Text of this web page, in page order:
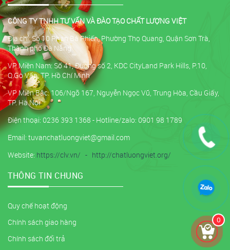
CÔNG TY TNHH TƯ VẤN VÀ ĐÀO TẠO CHẤT LƯỢNG VIỆT
Địa chỉ: Số 10 Phan Bá Phiến, Phường Thọ Quang, Quận Sơn Trà,
Thành phố Đà Nẵng
VP Miền Nam: Số 41, Đường số 2, KDC CityLand Park Hills, P.10,
Q.Gò Vấp, TP. Hồ Chí Minh
VP Miền Bắc: 106/Ngõ 167, Nguyễn Ngọc Vũ, Trung Hòa, Cầu Giấy,
TP. Hà Nội
Điện thoại: 0236 393 1368 - Hotline/zalo: 0901 98 1789
Email: tuvanchatluongviet@gmail.com
Website: https://clv.vn/ - http://chatluongviet.org/
THÔNG TIN CHUNG
Quy chế hoạt động
Chính sách giao hàng
Chính sách đổi trả
0